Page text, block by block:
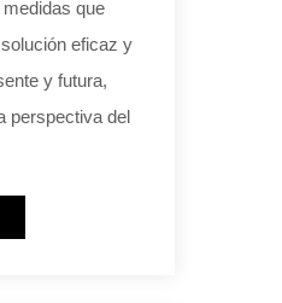
que
eficaz y
y futura,
perspectiva del